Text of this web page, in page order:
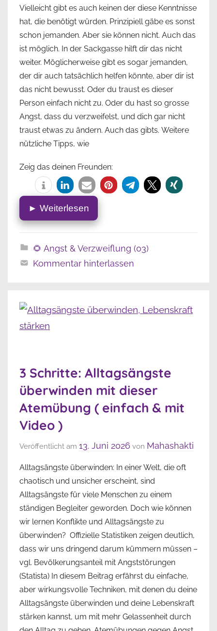
Vielleicht gibt es auch keinen der diese Kenntnisse
hat, die benötigt würden. Prinzipiell gäbe es sonst
schon jemanden. Aber sie können nicht. Auch das
ist möglich. In der Sackgasse hilft dir das nicht
weiter. Möglicherweise gibt es sogar jemanden,
der dir auch tatsächlich helfen könnte, aber dir ist
das nicht bewusst. Oder du traust es dieser
Person einfach nicht zu. Oder du hast so grosse
Angst, dass du verzweifelst, und dich gar nicht
traust etwas zu ändern. Auch das gibts. Weitere
nützliche Tipps, wie
Zeig das deinen Freunden:
► Weiterlesen
🌻 Angst & Verzweiflung (03)
Kommentar hinterlassen
3 Schritte: Alltagsängste
überwinden mit dieser
Atemübung ( einfach & mit
Video )
Veröffentlicht am 13. Juni 2026 von Mahashakti
Alltagsängste überwinden: In einer Welt, die oft
chaotisch und unsicher erscheint, sind
Alltagsängste für viele Menschen zu einem
ständigen Begleiter geworden. Doch wie können
wir lernen Konflikte und Alltagsängste zu
überwinden? Offizielle Statistiken zeigen deutlich,
dass wir uns dringend darum kümmern müssen –
vgl. Bevölkerungsanteil mit Angststörungen
(Statista) In diesem Beitrag erfährst du einfache,
aber wirkungsvolle Techniken, mit denen du deine
Alltagsängste überwinden und deine Lebenskraft
stärken kannst, um mit mehr Gelassenheit durch